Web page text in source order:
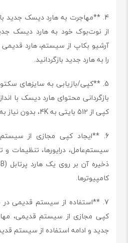
4. **مهاجرت به هارد دیسک جدید
از نوت‌بوک خود به هارد دیسک
آرشیو بکاپ از سیستم، هارد قدیمی
را به هارد جدید بازگردانید.
5. **کپی/بازیابی به سایزهای
بازگردانی محتوای هارد دیسک با
کپی از 512 بایتی به 4K، بدون نیاز به تنظیمات اضافی.
6. **ایجاد کپی مجازی از
سیستم‌عامل، درایورها، تنظیمات و
کامپیوترها.
7. **استفاده از سیستم قدیمی
کپی مجازی از سیستم قدیمی،
جدید و ادامه استفاده از سیستم